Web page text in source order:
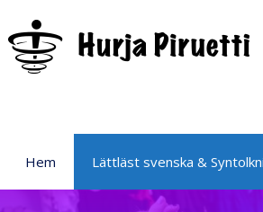
Hem Lättläst svenska &